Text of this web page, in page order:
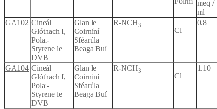
meq /
ml
GA102 Cineál
Glóthach I,
Polai-
Styrene le
DVB
Glan le
Coirníní
Sféarúla
Beaga Buí
R-NCH3
Cl
0.8
GA104 Cineál
Glóthach I,
Polai-
Styrene le
DVB
Glan le
Coirníní
Sféarúla
Beaga Buí
R-NCH3
Cl
1.10